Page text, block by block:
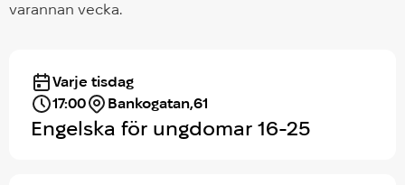
varannan vecka.
Varje tisdag
17:00
Bankogatan,61
Engelska för ungdomar 16-25